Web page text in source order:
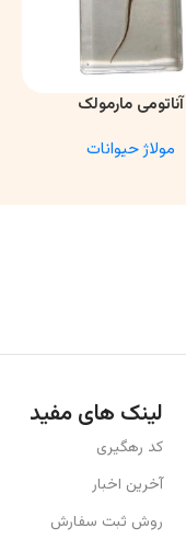
آناتومی مارمولک
مولاژ حیوانات
لینک های مفید
کد رهگیری
آخرین اخبار
روش ثبت سفارش